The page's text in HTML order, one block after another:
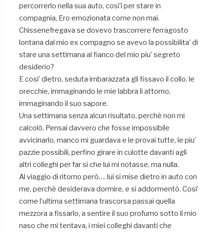
percorrerlo nella sua auto, cosi’ì per stare in
compagnia, Ero emozionata come non mai.
Chissenefregava se dovevo trascorrere ferragosto
lontana dal mio ex compagno se avevo la possibilita’ di
stare una settimana al fianco del mio piu’ segreto
desiderio?
E cosi’ dietro, seduta imbarazzata gli fissavo il collo, le
orecchie, immaginando le mie labbra li attorno,
immaginando il suo sapore.
Una settimana senza alcun risultato, perchè non mi
calcolò. Pensai davvero che fosse impossibile
avvicinarlo, manco mi guardava e le provai tutte, le piu’
pazzie possibili, perfino girare in culotte davanti agli
altri colleghi per far si che lui mi notasse, ma nulla.
Al viaggio di ritorno però…. lui si mise dietro in auto con
me, perchè desiderava dormire, e si addormentò. Cosi’
come l’ultima settimana trascorsa passai quella
mezzora a fissarlo, a sentire il suo profumo sotto il mio
naso che mi tentava, i miei colleghi davanti che